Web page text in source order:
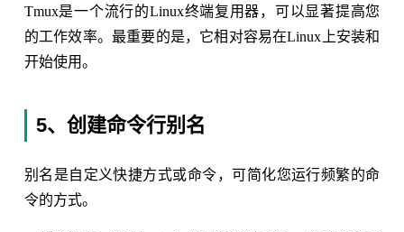
Tmux是一个流行的Linux终端复用器，可以显著提高您
的工作效率。最重要的是，它相对容易在Linux上安装和
开始使用。
5、创建命令行别名
别名是自定义快捷方式或命令，可简化您运行频繁的命
令的方式。